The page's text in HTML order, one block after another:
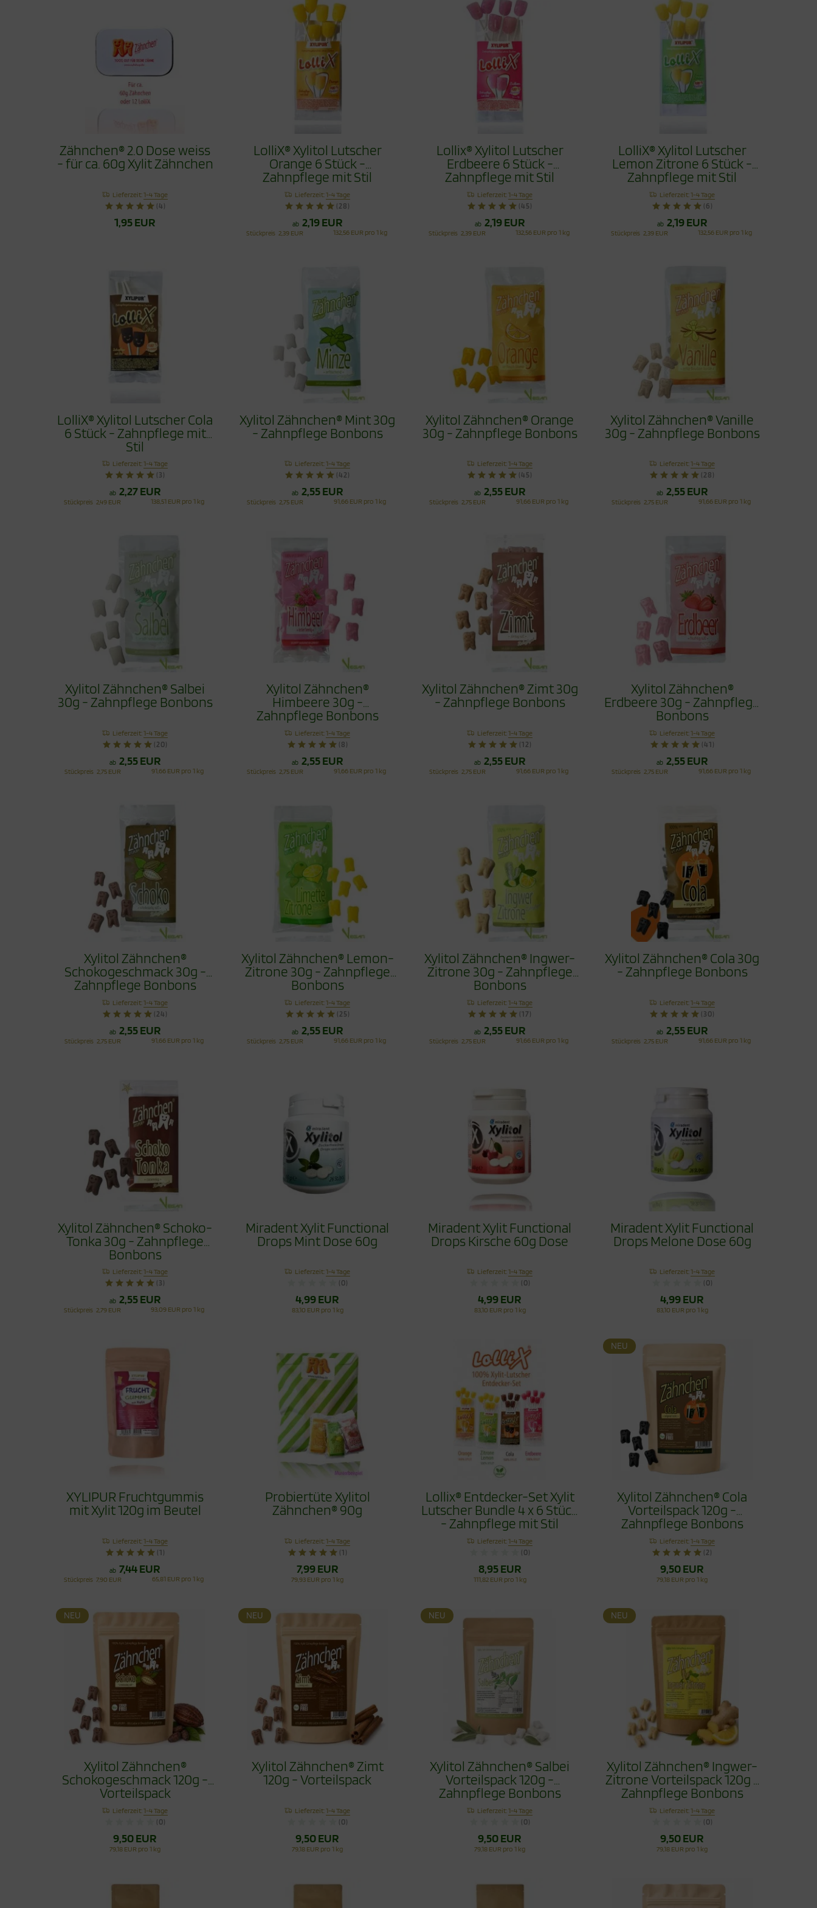
Zähnchen® 2.0 Dose weiss
- für ca. 60g Xylit Zähnchen
Lieferzeit:1-4 Tage
(4)
1,95 EUR
LolliX® Xylitol Lutscher
Orange 6 Stück -
Zahnpflege mit Stil
Lieferzeit:1-4 Tage
(28)
ab 2,19 EUR
Stückpreis 2,39 EUR 132,56 EUR pro 1 kg
Lollix® Xylitol Lutscher
Erdbeere 6 Stück -
Zahnpflege mit Stil
Lieferzeit:1-4 Tage
(45)
ab 2,19 EUR
Stückpreis 2,39 EUR 132,56 EUR pro 1 kg
LolliX® Xylitol Lutscher
Lemon Zitrone 6 Stück -
Zahnpflege mit Stil
Lieferzeit:1-4 Tage
(6)
ab 2,19 EUR
Stückpreis 2,39 EUR 132,56 EUR pro 1 kg
LolliX® Xylitol Lutscher Cola
6 Stück - Zahnpflege mit
Stil
Lieferzeit:1-4 Tage
(3)
ab 2,27 EUR
Stückpreis 2,49 EUR 138,51 EUR pro 1 kg
Xylitol Zähnchen® Mint 30g
- Zahnpflege Bonbons
Lieferzeit:1-4 Tage
(42)
ab 2,55 EUR
Stückpreis 2,75 EUR 91,66 EUR pro 1 kg
Xylitol Zähnchen® Orange
30g - Zahnpflege Bonbons
Lieferzeit:1-4 Tage
(45)
ab 2,55 EUR
Stückpreis 2,75 EUR 91,66 EUR pro 1 kg
Xylitol Zähnchen® Vanille
30g - Zahnpflege Bonbons
Lieferzeit:1-4 Tage
(28)
ab 2,55 EUR
Stückpreis 2,75 EUR 91,66 EUR pro 1 kg
Xylitol Zähnchen® Salbei
30g - Zahnpflege Bonbons
Lieferzeit:1-4 Tage
(20)
ab 2,55 EUR
Stückpreis 2,75 EUR 91,66 EUR pro 1 kg
Xylitol Zähnchen®
Himbeere 30g -
Zahnpflege Bonbons
Lieferzeit:1-4 Tage
(8)
ab 2,55 EUR
Stückpreis 2,75 EUR 91,66 EUR pro 1 kg
Xylitol Zähnchen® Zimt 30g
- Zahnpflege Bonbons
Lieferzeit:1-4 Tage
(12)
ab 2,55 EUR
Stückpreis 2,75 EUR 91,66 EUR pro 1 kg
Xylitol Zähnchen®
Erdbeere 30g - Zahnpflege
Bonbons
Lieferzeit:1-4 Tage
(41)
ab 2,55 EUR
Stückpreis 2,75 EUR 91,66 EUR pro 1 kg
Xylitol Zähnchen®
Schokogeschmack 30g -
Zahnpflege Bonbons
Lieferzeit:1-4 Tage
(24)
ab 2,55 EUR
Stückpreis 2,75 EUR 91,66 EUR pro 1 kg
Xylitol Zähnchen® Lemon-
Zitrone 30g - Zahnpflege
Bonbons
Lieferzeit:1-4 Tage
(25)
ab 2,55 EUR
Stückpreis 2,75 EUR 91,66 EUR pro 1 kg
Xylitol Zähnchen® Ingwer-
Zitrone 30g - Zahnpflege
Bonbons
Lieferzeit:1-4 Tage
(17)
ab 2,55 EUR
Stückpreis 2,75 EUR 91,66 EUR pro 1 kg
Xylitol Zähnchen® Cola 30g
- Zahnpflege Bonbons
Lieferzeit:1-4 Tage
(30)
ab 2,55 EUR
Stückpreis 2,75 EUR 91,66 EUR pro 1 kg
Xylitol Zähnchen® Schoko-
Tonka 30g - Zahnpflege
Bonbons
Lieferzeit:1-4 Tage
(3)
ab 2,55 EUR
Stückpreis 2,79 EUR 93,09 EUR pro 1 kg
Miradent Xylit Functional
Drops Mint Dose 60g
Lieferzeit:1-4 Tage
(0)
4,99 EUR
83,10 EUR pro 1 kg
Miradent Xylit Functional
Drops Kirsche 60g Dose
Lieferzeit:1-4 Tage
(0)
4,99 EUR
83,10 EUR pro 1 kg
Miradent Xylit Functional
Drops Melone Dose 60g
Lieferzeit:1-4 Tage
(0)
4,99 EUR
83,10 EUR pro 1 kg
XYLIPUR Fruchtgummis
mit Xylit 120g im Beutel
Lieferzeit:1-4 Tage
(1)
ab 7,44 EUR
Stückpreis 7,90 EUR 65,81 EUR pro 1 kg
Probiertüte Xylitol
Zähnchen® 90g
Lieferzeit:1-4 Tage
(1)
7,99 EUR
79,93 EUR pro 1 kg
Lollix® Entdecker-Set Xylit
Lutscher Bundle 4 x 6 Stück
- Zahnpflege mit Stil
Lieferzeit:1-4 Tage
(0)
8,95 EUR
111,82 EUR pro 1 kg
NEU
Xylitol Zähnchen® Cola
Vorteilspack 120g -
Zahnpflege Bonbons
Lieferzeit:1-4 Tage
(2)
9,50 EUR
79,18 EUR pro 1 kg
NEU
Xylitol Zähnchen®
Schokogeschmack 120g -
Vorteilspack
Lieferzeit:1-4 Tage
(0)
9,50 EUR
79,18 EUR pro 1 kg
NEU
Xylitol Zähnchen® Zimt
120g - Vorteilspack
Lieferzeit:1-4 Tage
(0)
9,50 EUR
79,18 EUR pro 1 kg
NEU
Xylitol Zähnchen® Salbei
Vorteilspack 120g -
Zahnpflege Bonbons
Lieferzeit:1-4 Tage
(0)
9,50 EUR
79,18 EUR pro 1 kg
NEU
Xylitol Zähnchen® Ingwer-
Zitrone Vorteilspack 120g -
Zahnpflege Bonbons
Lieferzeit:1-4 Tage
(0)
9,50 EUR
79,18 EUR pro 1 kg